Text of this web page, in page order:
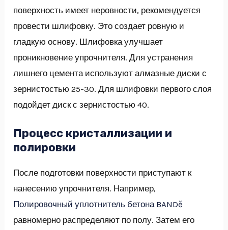
поверхность имеет неровности, рекомендуется
провести шлифовку. Это создает ровную и
гладкую основу. Шлифовка улучшает
проникновение упрочнителя. Для устранения
лишнего цемента используют алмазные диски с
зернистостью 25-30. Для шлифовки первого слоя
подойдет диск с зернистостью 40.
Процесс кристаллизации и
полировки
После подготовки поверхности приступают к
нанесению упрочнителя. Например,
Полировочный уплотнитель бетона BANDě
равномерно распределяют по полу. Затем его